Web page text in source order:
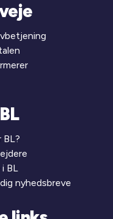
BL?
i BL
nyhedsbreve